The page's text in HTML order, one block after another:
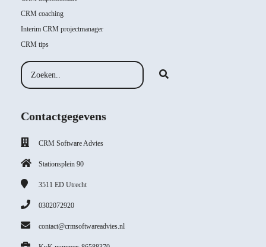
CRM coaching
Interim CRM projectmanager
CRM tips
Contactgegevens
CRM Software Advies
Stationsplein 90
3511 ED Utrecht
0302072920
contact@crmsoftwareadvies.nl